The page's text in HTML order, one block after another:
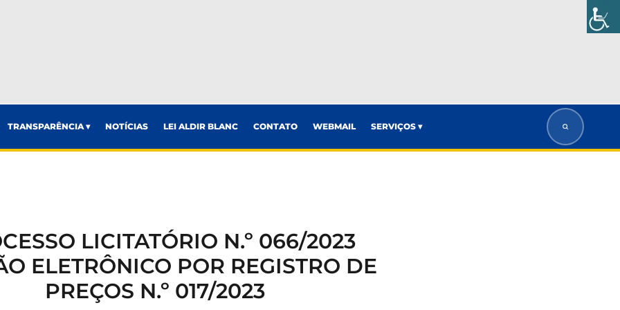
TRANSPARÊNCIA ▾ NOTÍCIAS LEI ALDIR BLANC CONTATO WEBMAIL SERVIÇOS ▾
LICITATÓRIO N.º 066/2023
ELETRÔNICO POR REGISTRO DE
PREÇOS N.º 017/2023